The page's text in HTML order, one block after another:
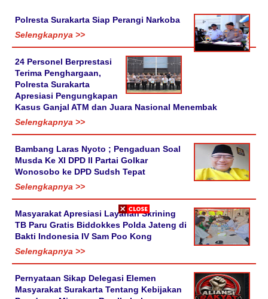
Polresta Surakarta Siap Perangi Narkoba
Selengkapnya >>
24 Personel Berprestasi
Terima Penghargaan,
Polresta Surakarta
Apresiasi Pengungkapan
Kasus Ganjal ATM dan Juara Nasional Menembak
Selengkapnya >>
Bambang Laras Nyoto ; Pengaduan Soal
Musda Ke XI DPD II Partai Golkar
Wonosobo ke DPD Sudsh Tepat
Selengkapnya >>
Masyarakat Apresiasi Layanan Skrining
TB Paru Gratis Biddokkes Polda Jateng di
Bakti Indonesia IV Sam Poo Kong
Selengkapnya >>
Pernyataan Sikap Delegasi Elemen
Masyarakat Surakarta Tentang Kebijakan